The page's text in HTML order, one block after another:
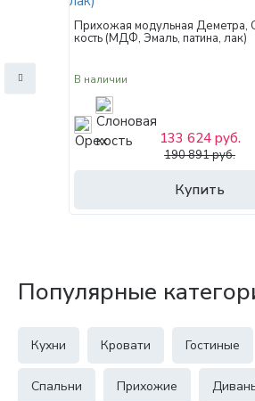
Прихожая модульная Деметра,
кость (МДФ, Эмаль, патина, лак)
В наличии
Купить
133 624 руб.
190 891 руб.
Популярные
Кухни Кровати Гостиные
Спальни Прихожие